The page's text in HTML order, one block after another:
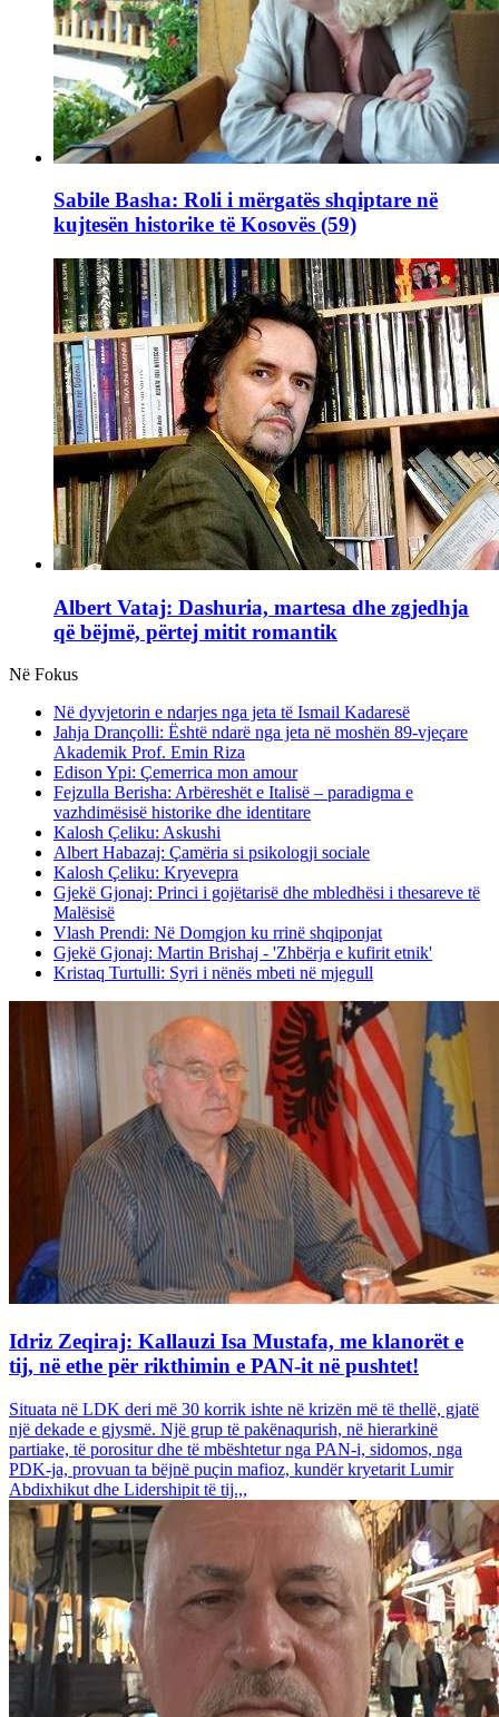
Sabile Basha: Roli i mërgatës shqiptare në
kujtesën historike të Kosovës (59)
Albert Vataj: Dashuria, martesa dhe zgjedhja
që bëjmë, përtej mitit romantik
Në Fokus
Në dyvjetorin e ndarjes nga jeta të Ismail Kadaresë
Jahja Drançolli: Është ndarë nga jeta në moshën 89-vjeçare
Akademik Prof. Emin Riza
Edison Ypi: Çemerrica mon amour
Fejzulla Berisha: Arbëreshët e Italisë – paradigma e
vazhdimësisë historike dhe identitare
Kalosh Çeliku: Askushi
Albert Habazaj: Çamëria si psikologji sociale
Kalosh Çeliku: Kryevepra
Gjekë Gjonaj: Princi i gojëtarisë dhe mbledhësi i thesareve të
Malësisë
Vlash Prendi: Në Domgjon ku rrinë shqiponjat
Gjekë Gjonaj: Martin Brishaj - 'Zhbërja e kufirit etnik'
Kristaq Turtulli: Syri i nënës mbeti në mjegull
Idriz Zeqiraj: Kallauzi Isa Mustafa, me klanorët e
tij, në ethe për rikthimin e PAN-it në pushtet!
Situata në LDK deri më 30 korrik ishte në krizën më të thellë, gjatë
një dekade e gjysmë. Një grup të pakënaqurish, në hierarkinë
partiake, të porositur dhe të mbështetur nga PAN-i, sidomos, nga
PDK-ja, provuan ta bëjnë puçin mafioz, kundër kryetarit Lumir
Abdixhikut dhe Lidershipit të tij.,,